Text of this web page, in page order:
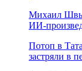
Михаил
ИИ-
Потоп в
застряли в